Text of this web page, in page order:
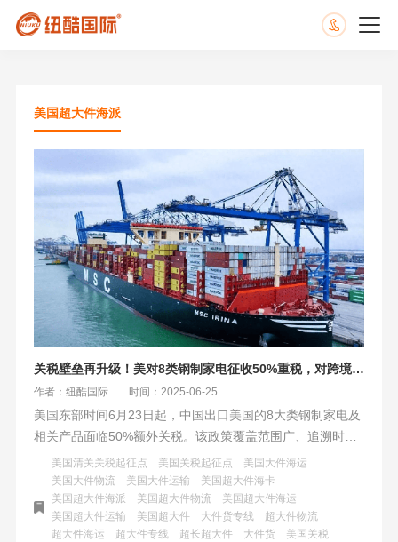
美国超大件海派
关税壁垒再升级！美对8类钢制家电征收50%重税，对跨境电商的影响
作者：纽酷国际 时间：2025-06-25
美国东部时间6月23日起，中国出口美国的8大类钢制家电及
相关产品面临50%额外关税。该政策覆盖范围广、追溯时点
严，但有豁免条款。中国卖家直面成本风暴，需优化供应链
与物流策略。纽酷国际物流提供专业超大件海运方案，助力
卖家大件出海。
美国清关关税起征点 美国关税起征点
美国大件海运
美国大件物流
美国大件运输
美国超大件海卡
美国超大件海派
美国超大件物流
美国超大件海运
美国超大件运输
美国超大件 大件货专线
超大件物流
超大件海运
超大件专线 超长超大件 大件货
美国关税